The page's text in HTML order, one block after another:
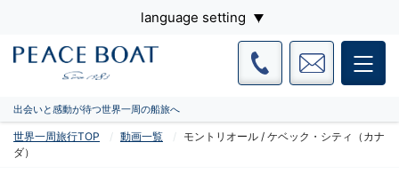
language setting
出会いと感動が待つ世界一周の船旅へ
世界一周旅行TOP 動画一覧
モントリオール / ケベック・シティ（カナ
ダ）